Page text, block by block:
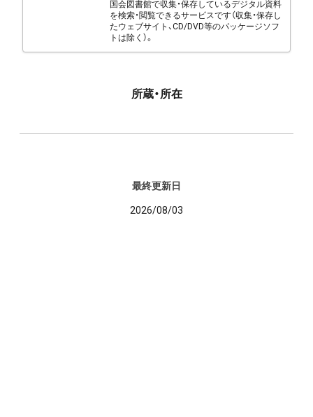
国会図書館で収集・保存しているデジタル資料
を検索・閲覧できるサービスです（収集・保存し
たウェブサイト、CD/DVD等のパッケージソフ
トは除く）。
所蔵・所在
最終更新日
2026/08/03